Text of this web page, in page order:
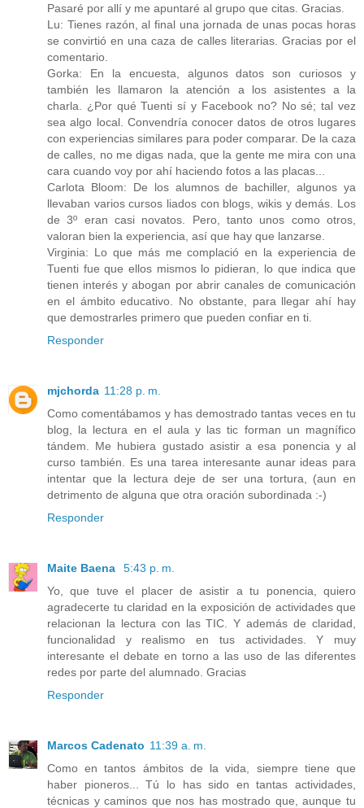
Pasaré por allí y me apuntaré al grupo que citas. Gracias.
Lu: Tienes razón, al final una jornada de unas pocas horas
se convirtió en una caza de calles literarias. Gracias por el
comentario.
Gorka: En la encuesta, algunos datos son curiosos y
también les llamaron la atención a los asistentes a la
charla. ¿Por qué Tuenti sí y Facebook no? No sé; tal vez
sea algo local. Convendría conocer datos de otros lugares
con experiencias similares para poder comparar. De la caza
de calles, no me digas nada, que la gente me mira con una
cara cuando voy por ahí haciendo fotos a las placas...
Carlota Bloom: De los alumnos de bachiller, algunos ya
llevaban varios cursos liados con blogs, wikis y demás. Los
de 3º eran casi novatos. Pero, tanto unos como otros,
valoran bien la experiencia, así que hay que lanzarse.
Virginia: Lo que más me complació en la experiencia de
Tuenti fue que ellos mismos lo pidieran, lo que indica que
tienen interés y abogan por abrir canales de comunicación
en el ámbito educativo. No obstante, para llegar ahí hay
que demostrarles primero que pueden confiar en ti.
Responder
mjchorda 11:28 p. m.
Como comentábamos y has demostrado tantas veces en tu
blog, la lectura en el aula y las tic forman un magnífico
tándem. Me hubiera gustado asistir a esa ponencia y al
curso también. Es una tarea interesante aunar ideas para
intentar que la lectura deje de ser una tortura, (aun en
detrimento de alguna que otra oración subordinada :-)
Responder
Maite Baena
5:43 p. m.
Yo, que tuve el placer de asistir a tu ponencia, quiero
agradecerte tu claridad en la exposición de actividades que
relacionan la lectura con las TIC. Y además de claridad,
funcionalidad y realismo en tus actividades. Y muy
interesante el debate en torno a las uso de las diferentes
redes por parte del alumnado. Gracias
Responder
Marcos Cadenato 11:39 a. m.
Como en tantos ámbitos de la vida, siempre tiene que
haber pioneros... Tú lo has sido en tantas actividades,
técnicas y caminos que nos has mostrado que, aunque tu